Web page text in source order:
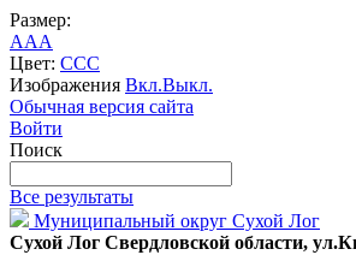
Размер:
AAA
Цвет: CCC
Изображения Вкл.Выкл.
Обычная версия сайта
Войти
Поиск
Все результаты
Муниципальный округ Сухой Лог
Сухой Лог Свердловской области,